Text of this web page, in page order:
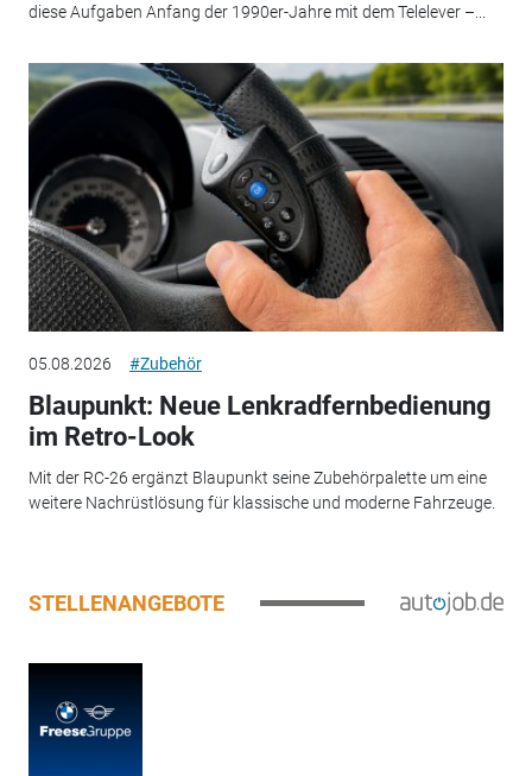
diese Aufgaben Anfang der 1990er-Jahre mit dem Telelever –...
05.08.2026 #Zubehör
Blaupunkt: Neue Lenkradfernbedienung
im Retro-Look
Mit der RC-26 ergänzt Blaupunkt seine Zubehörpalette um eine
weitere Nachrüstlösung für klassische und moderne Fahrzeuge.
STELLENANGEBOTE